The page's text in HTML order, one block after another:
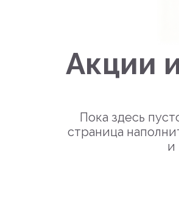
Акции
Пока здесь
страница
и